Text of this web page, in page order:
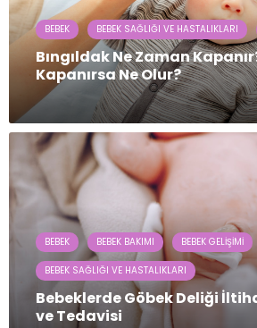
BEBEK BEBEK SAĞLIĞI VE HASTALIKLARI
Bıngıldak Ne Zaman
Kapanırsa Ne Olur?
BEBEK BEBEK BAKIMI BEBEK GELIŞIMI
BEBEK SAĞLIĞI VE HASTALIKLARI
Bebeklerde Göbek Deliği
ve Tedavisi